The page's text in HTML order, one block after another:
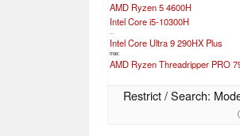
AMD Ryzen 5 4600H
Intel Core i5-10300H
Intel Core Ultra 9 290HX Plus
max:
AMD Ryzen Threadripper PRO
Restrict / Search: